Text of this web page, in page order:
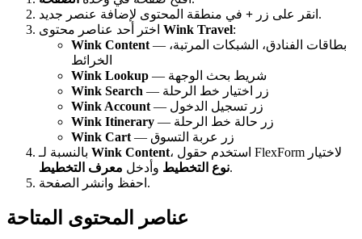
انقر على زر +
في منطقة المحتوى لإضافة عنصر جديد.
Wink Travel:
Wink Content — بطاقات الفنادق، الشبكات المرتبة،
الخرائط
Wink Lookup
— شريط بحث الوجهة
Wink Search
— زر اختيار خط الرحلة
Wink Account
— زر تسجيل الدخول
Wink Itinerary
— زر حالة خط الرحلة
Wink Cart
— زر عربة التسوق
Wink Content
، استخدم حقول FlexForm لاختيار
نوع التخطيط وأدخل معرف التخطيط
.
احفظ وانشر الصفحة.
عناصر المحتوى المتاحة